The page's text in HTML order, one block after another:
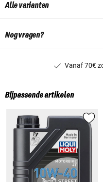
Alle varianten
Nog vragen?
Vanaf 70€
Bijpassende artikelen